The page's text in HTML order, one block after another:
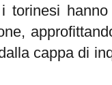
torinesi
cappa di